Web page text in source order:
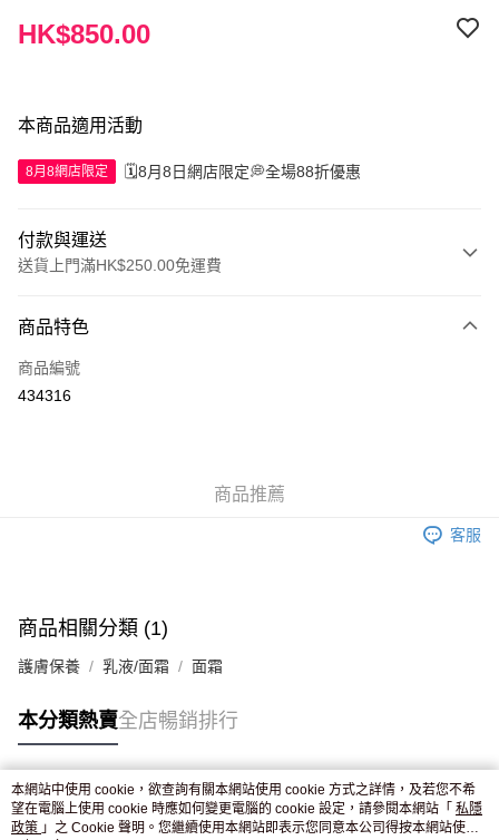
HK$850.00
本商品適用活動
8月8網店限定 🗓️8月8日網店限定💭全場88折優惠
付款與運送
送貨上門滿HK$250.00免運費
信用卡
Apple Pay
付款後門市自取，訂單確認後2-4個工作天到店，7天內取。逾期後
商品特色
商品編號
434316
商品推薦
客服
商品相關分類 (1)
護膚保養 乳液/面霜 面霜
本分類熱賣全店暢銷排行
熱門標籤
本網站中使用 cookie，欲查詢有關本網站使用 cookie 方式之詳情，及若您不希
望在電腦上使用 cookie 時應如何變更電腦的 cookie 設定，請參閱本網站「 私隱
政策 」之 Cookie 聲明。您繼續使用本網站即表示您同意本公司得按本網站使用